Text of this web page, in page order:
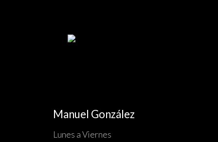
Manuel González
Lunes a Viernes